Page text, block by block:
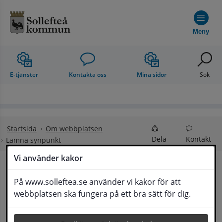
Vi använder kakor
På www.solleftea.se använder vi kakor för att
webbplatsen ska fungera på ett bra sätt för dig.
Meny
E-tjänster Kontakta oss Mina sidor Sök
Startsida
Om webbplatsen
Lämna synpunkt
Dela Kontakt
Lämna synpunkt
Här kan du lämna synpunkter, förslag och